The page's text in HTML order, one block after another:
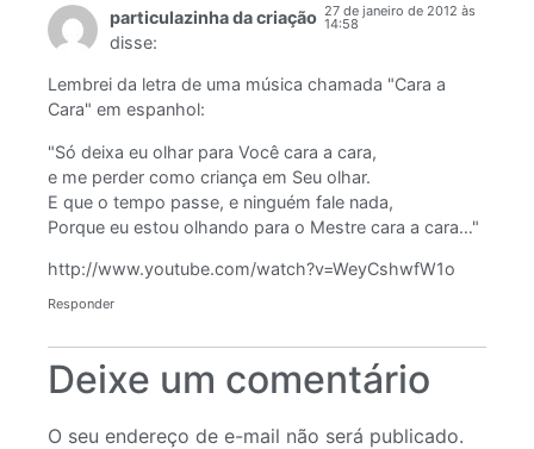
particulazinha da criação
disse:
27 de janeiro de 2012 às
14:58
Lembrei da letra de uma música chamada "Cara a
Cara" em espanhol:
"Só deixa eu olhar para Você cara a cara,
e me perder como criança em Seu olhar.
E que o tempo passe, e ninguém fale nada,
Porque eu estou olhando para o Mestre cara a cara…"
http://www.youtube.com/watch?v=WeyCshwfW1o
Responder
Deixe um comentário
O seu endereço de e-mail não será publicado.